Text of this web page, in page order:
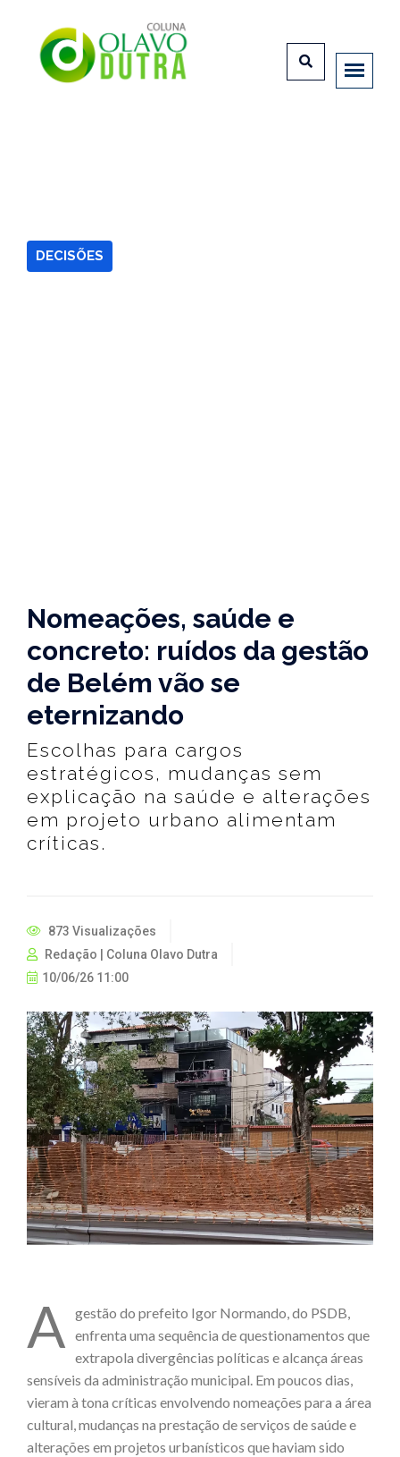
DECISÕES
Nomeações, saúde e
concreto: ruídos da gestão
de Belém vão se
eternizando
Escolhas para cargos
estratégicos, mudanças sem
explicação na saúde e alterações
em projeto urbano alimentam
críticas.
873 Visualizações
Redação | Coluna Olavo Dutra
10/06/26 11:00
A gestão do prefeito Igor Normando, do PSDB,
enfrenta uma sequência de questionamentos que
extrapola divergências políticas e alcança áreas
sensíveis da administração municipal. Em poucos dias,
vieram à tona críticas envolvendo nomeações para a área
cultural, mudanças na prestação de serviços de saúde e
alterações em projetos urbanísticos que haviam sido